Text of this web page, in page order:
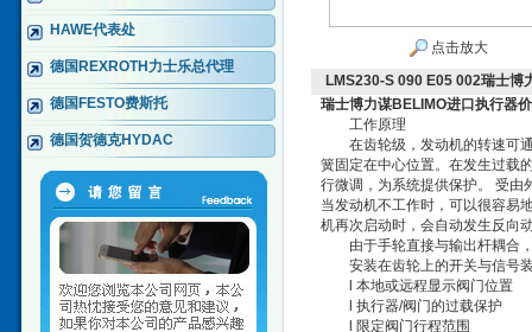
HAWE代表处
德国REXROTH力士乐总代理
德国FESTO费斯托
德国贺德克HYDAC
点击放大
LMS230-S 090 E05 002瑞士博
瑞士博力谋BELIMO进口执行器
工作原理
在齿轮级，发动机的转速可通
簧固定在中心位置。在发生过载
行微调，为系统提供保护。 受由
当发动机不工作时，可以很容易
机再次启动时，会自动发生反向
由于手轮直接与输出杆耦合，
安装在齿轮上的开关与信号装
l 本地或远程显示阀门位置
l 执行器/阀门的过载保护
l 限定阀门行程范围